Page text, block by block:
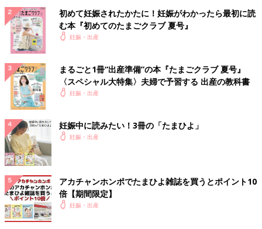
緊急帝王切開で誕生。エコー写真で綴る息子と過ごした252日
間に余裕ができたので、少しずつ男の子の名前を考えていまし
た。予定の帝王切開の手術まで1カ月あるので、まだ出産の準備
はしていませんでした。まさか次の
とは、夢にも思っていませんでした。赤ちゃんの推定体重は
2493gでした。
Tomomiさんの妊娠33週目のエコー写真 推定体重
1961g 未熟児だったママの出生体重を超えた！
初めて妊娠されたかたに！妊娠がわかったら最初に読
む本『初めてのたまごクラブ 夏号』
妊娠・出産
まるごと1冊“出産準備”の本『たまごクラブ 夏号』
〈スペシャル大特集〉夫婦で予習する 出産の教科書
妊娠・出産
妊娠中に読みたい！3冊の「たまひよ」
妊娠・出産
アカチャンホンポでたまひよ雑誌を買うとポイント10
倍【期間限定】
妊娠・出産